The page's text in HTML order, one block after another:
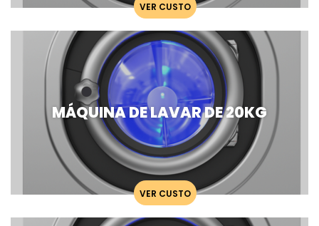
VER CUSTO
MÁQUINA DE LAVAR DE 20KG
VER CUSTO